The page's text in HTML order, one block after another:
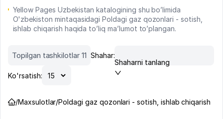
Yellow Pages Uzbekistan katalogining shu bo’limida
O'zbekiston mintaqasidagi Poldagi gaz qozonlari - sotish,
ishlab chiqarish haqida to’liq ma’lumot to’plangan.
Topilgan tashkilotlar 11 Shahar:
Shaharni tanlang
Ko'rsatish:
/Maxsulotlar/Poldagi gaz qozonlari - sotish, ishlab chiqarish